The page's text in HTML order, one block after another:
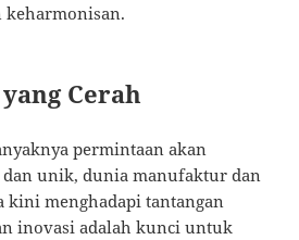
Cerah
permintaan akan
unik, dunia manufaktur dan
menghadapi tantangan
inovasi adalah kunci untuk